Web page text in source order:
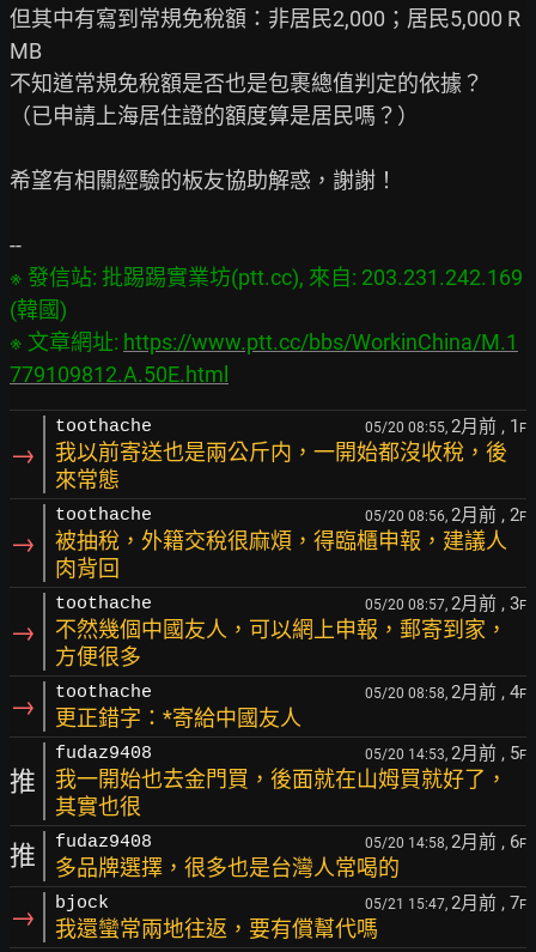
但其中有寫到常規免稅額：非居民2,000；居民5,000 R
MB
不知道常規免稅額是否也是包裹總值判定的依據？
（已申請上海居住證的額度算是居民嗎？）
希望有相關經驗的板友協助解惑，謝謝！
※ 發信站: 批踢踢實業坊(ptt.cc), 來自: 203.231.242.169
(韓國)
※ 文章網址: https://www.ptt.cc/bbs/WorkinChina/M.1
779109812.A.50E.html
→
toothache 05/20 08:55, 2月前 , 1 F
我以前寄送也是兩公斤内，一開始都沒收稅，後
來常態
→
toothache 05/20 08:56, 2月前 , 2F
被抽稅，外籍交稅很麻煩，得臨櫃申報，建議人
肉背回
→
toothache 05/20 08:57, 2月前 , 3F
不然幾個中國友人，可以網上申報，郵寄到家，
方便很多
→ toothache 05/20 08:58, 2月前 , 4F
更正錯字：*寄給中國友人
推
fudaz9408 05/20 14:53, 2月前 , 5F
我一開始也去金門買，後面就在山姆買就好了，
其實也很
推 fudaz9408 05/20 14:58, 2月前 , 6F
多品牌選擇，很多也是台灣人常喝的
→ bjock 05/21 15:47, 2月前 , 7F
我還蠻常兩地往返，要有償幫代嗎